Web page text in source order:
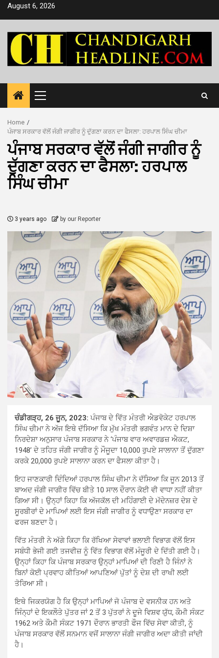
SkipAugust 6, 2026
Primary
Menu
Home
ਪੰਜਾਬ ਸਰਕਾਰ ਵੱਲੋਂ ਜੰਗੀ ਜਾਗੀਰ ਨੂੰ ਦੁੱਗਣਾ ਕਰਨ ਦਾ ਫੈਸਲਾ: ਹਰਪਾਲ ਸਿੰਘ ਚੀਮਾ
ਪੰਜਾਬ ਸਰਕਾਰ ਵੱਲੋਂ ਜੰਗੀ ਜਾਗੀਰ ਨੂੰ
ਦੁੱਗਣਾ ਕਰਨ ਦਾ ਫੈਸਲਾ: ਹਰਪਾਲ
ਸਿੰਘ ਚੀਮਾ
3 years ago by our Reporter
ਚੰਡੀਗੜ੍ਹ, 26 ਜੂਨ, 2023: ਪੰਜਾਬ ਦੇ ਵਿੱਤ ਮੰਤਰੀ ਐਡਵੋਕੇਟ ਹਰਪਾਲ
ਸਿੰਘ ਚੀਮਾ ਨੇ ਅੱਜ ਇਥੇ ਦੱਸਿਆ ਕਿ ਮੁੱਖ ਮੰਤਰੀ ਭਗਵੰਤ ਮਾਨ ਦੇ ਦਿਸ਼ਾ
ਨਿਰਦੇਸ਼ਾ ਅਨੁਸਾਰ ਪੰਜਾਬ ਸਰਕਾਰ ਨੇ ‘ਪੰਜਾਬ ਵਾਰ ਅਵਾਰਡਜ਼ ਐਕਟ,
1948’ ਦੇ ਤਹਿਤ ਜੰਗੀ ਜਾਗੀਰ ਨੂੰ ਮੌਜੂਦਾ 10,000 ਰੁਪਏ ਸਾਲਾਨਾ ਤੋਂ ਦੁੱਗਣਾ
ਕਰਕੇ 20,000 ਰੁਪਏ ਸਾਲਾਨਾ ਕਰਨ ਦਾ ਫੈਸਲਾ ਕੀਤਾ ਹੈ।
ਇਹ ਜਾਣਕਾਰੀ ਦਿੰਦਿਆਂ ਹਰਪਾਲ ਸਿੰਘ ਚੀਮਾ ਨੇ ਦੱਸਿਆ ਕਿ ਜੂਨ 2013 ਤੋਂ
ਬਾਅਦ ਜੰਗੀ ਜਾਗੀਰ ਵਿੱਚ ਬੀਤੇ 10 ਸਾਲ ਦੌਰਾਨ ਕੋਈ ਵੀ ਵਾਧਾ ਨਹੀਂ ਕੀਤਾ
ਗਿਆ ਸੀ। ਉਨ੍ਹਾਂ ਕਿਹਾ ਕਿ ਅੱਜਕੱਲ ਦੀ ਮਹਿੰਗਾਈ ਦੇ ਮੱਦੇਨਜ਼ਰ ਦੇਸ਼ ਦੇ
ਸੂਰਬੀਰਾਂ ਦੇ ਮਾਪਿਆਂ ਲਈ ਇਸ ਜੰਗੀ ਜਾਗੀਰ ਨੂੰ ਵਧਾਉਣਾ ਸਰਕਾਰ ਦਾ
ਫਰਜ ਬਣਦਾ ਹੈ।
ਵਿੱਤ ਮੰਤਰੀ ਨੇ ਅੱਗੇ ਕਿਹਾ ਕਿ ਰੱਖਿਆ ਸੇਵਾਵਾਂ ਭਲਾਈ ਵਿਭਾਗ ਵੱਲੋਂ ਇਸ
ਸਬੰਧੀ ਭੇਜੀ ਗਈ ਤਜਵੀਜ਼ ਨੂੰ ਵਿੱਤ ਵਿਭਾਗ ਵੱਲੋਂ ਮੰਜੂਰੀ ਦੇ ਦਿੱਤੀ ਗਈ ਹੈ।
ਉਨ੍ਹਾਂ ਕਿਹਾ ਕਿ ਪੰਜਾਬ ਸਰਕਾਰ ਉਨ੍ਹਾਂ ਮਾਪਿਆਂ ਦੀ ਰਿਣੀ ਹੈ ਜਿੰਨਾਂ ਨੇ
ਬਿਨਾਂ ਕੋਈ ਪ੍ਰਵਾਹ ਕੀਤਿਆਂ ਆਪਣਿਆਂ ਪੁੱਤਾਂ ਨੂੰ ਦੇਸ਼ ਦੀ ਰਾਖੀ ਲਈ
ਤੋਰਿਆ ਸੀ।
ਇਥੇ ਜਿਕਰਯੋਗ ਹੈ ਕਿ ਉਨ੍ਹਾਂ ਮਾਪਿਆਂ ਜੋ ਪੰਜਾਬ ਦੇ ਵਸਨੀਕ ਹਨ ਅਤੇ
ਜਿੰਨ੍ਹਾਂ ਦੇ ਇਕਲੌਤੇ ਪੁੱਤਰ ਜਾਂ 2 ਤੋਂ 3 ਪੁੱਤਰਾਂ ਨੇ ਦੂਜੇ ਵਿਸ਼ਵ ਯੁੱਧ, ਕੌਮੀ ਸੰਕਟ
1962 ਅਤੇ ਕੌਮੀ ਸੰਕਟ 1971 ਦੌਰਾਨ ਭਾਰਤੀ ਫੌਜ ਵਿੱਚ ਸੇਵਾ ਕੀਤੀ, ਨੂੰ
ਪੰਜਾਬ ਸਰਕਾਰ ਵੱਲੋਂ ਸਨਮਾਨ ਵਜੋਂ ਸਾਲਾਨਾ ਜੰਗੀ ਜਾਗੀਰ ਅਦਾ ਕੀਤੀ ਜਾਂਦੀ
ਹੈ।